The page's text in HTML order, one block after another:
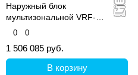
Наружный блок
мультизональной VRF-
системы, серия ERXY
0 0
1 506 085 руб.
В корзину